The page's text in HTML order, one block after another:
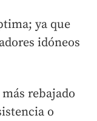
ya que
idóneos
más rebajado
o